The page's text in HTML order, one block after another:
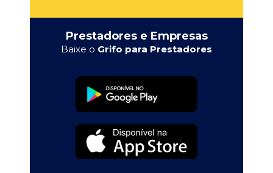
Prestadores e Empresas
Baixe o Grifo para Prestadores